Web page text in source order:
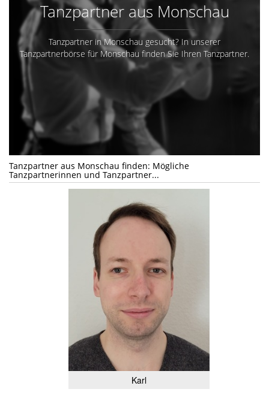
Tanzpartner aus Monschau
Tanzpartner in Monschau gesucht? In unserer
Tanzpartnerbörse für Monschau finden Sie Ihren Tanzpartner.
Tanzpartner aus Monschau finden: Mögliche
Tanzpartnerinnen und Tanzpartner...
Karl